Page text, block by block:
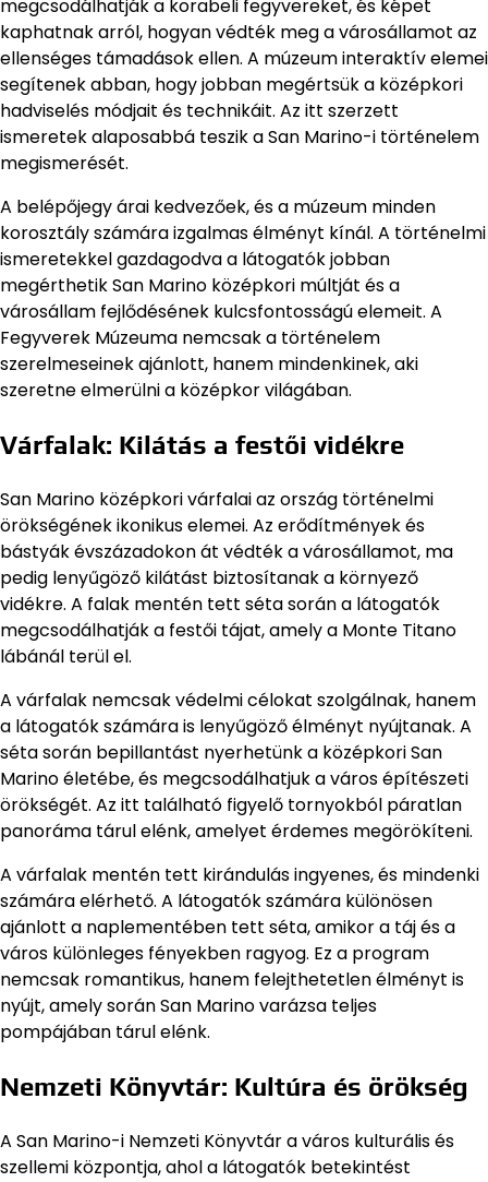
megcsodálhatják a korabeli fegyvereket, és képet
kaphatnak arról, hogyan védték meg a városállamot az
ellenséges támadások ellen. A múzeum interaktív elemei
segítenek abban, hogy jobban megértsük a középkori
hadviselés módjait és technikáit. Az itt szerzett
ismeretek alaposabbá teszik a San Marino-i történelem
megismerését.
A belépőjegy árai kedvezőek, és a múzeum minden
korosztály számára izgalmas élményt kínál. A történelmi
ismeretekkel gazdagodva a látogatók jobban
megérthetik San Marino középkori múltját és a
városállam fejlődésének kulcsfontosságú elemeit. A
Fegyverek Múzeuma nemcsak a történelem
szerelmeseinek ajánlott, hanem mindenkinek, aki
szeretne elmerülni a középkor világában.
Várfalak: Kilátás a festői vidékre
San Marino középkori várfalai az ország történelmi
örökségének ikonikus elemei. Az erődítmények és
bástyák évszázadokon át védték a városállamot, ma
pedig lenyűgöző kilátást biztosítanak a környező
vidékre. A falak mentén tett séta során a látogatók
megcsodálhatják a festői tájat, amely a Monte Titano
lábánál terül el.
A várfalak nemcsak védelmi célokat szolgálnak, hanem
a látogatók számára is lenyűgöző élményt nyújtanak. A
séta során bepillantást nyerhetünk a középkori San
Marino életébe, és megcsodálhatjuk a város építészeti
örökségét. Az itt található figyelő tornyokból páratlan
panoráma tárul elénk, amelyet érdemes megörökíteni.
A várfalak mentén tett kirándulás ingyenes, és mindenki
számára elérhető. A látogatók számára különösen
ajánlott a naplementében tett séta, amikor a táj és a
város különleges fényekben ragyog. Ez a program
nemcsak romantikus, hanem felejthetetlen élményt is
nyújt, amely során San Marino varázsa teljes
pompájában tárul elénk.
Nemzeti Könyvtár: Kultúra és örökség
A San Marino-i Nemzeti Könyvtár a város kulturális és
szellemi központja, ahol a látogatók betekintést